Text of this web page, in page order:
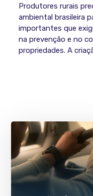
Produtores rurais
ambiental brasileira
importantes que
na prevenção e no
propriedades. A